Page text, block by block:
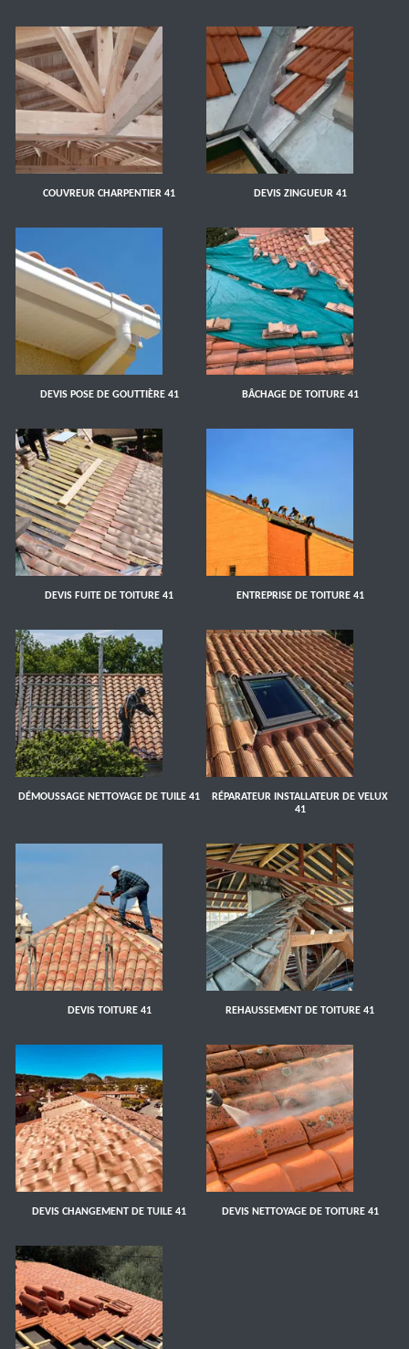
COUVREUR CHARPENTIER 41 DEVIS ZINGUEUR 41
DEVIS POSE DE GOUTTIÈRE 41 BÂCHAGE DE TOITURE 41
DEVIS FUITE DE TOITURE 41 ENTREPRISE DE TOITURE 41
DÉMOUSSAGE NETTOYAGE DE TUILE 41
RÉPARATEUR INSTALLATEUR DE VELUX
41
DEVIS TOITURE 41 REHAUSSEMENT DE TOITURE 41
DEVIS CHANGEMENT DE TUILE 41 DEVIS NETTOYAGE DE TOITURE 41